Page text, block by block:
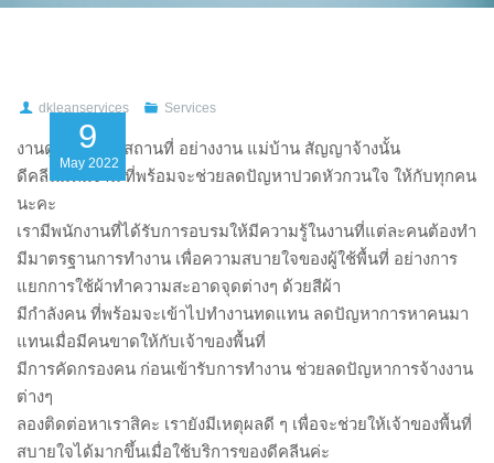
9
May 2022
dkleanservices Services
งานดูแลอาคารสถานที่ อย่างงาน แม่บ้าน สัญญาจ้างนั้น
ดีคลีนมีทีมงาน ที่พร้อมจะช่วยลดปัญหาปวดหัวกวนใจ ให้กับทุกคน
นะคะ
เรามีพนักงานที่ได้รับการอบรมให้มีความรู้ในงานที่แต่ละคนต้องทำ
มีมาตรฐานการทำงาน เพื่อความสบายใจของผู้ใช้พื้นที่ อย่างการ
แยกการใช้ผ้าทำความสะอาดจุดต่างๆ ด้วยสีผ้า
มีกำลังคน ที่พร้อมจะเข้าไปทำงานทดแทน ลดปัญหาการหาคนมา
แทนเมื่อมีคนขาดให้กับเจ้าของพื้นที่
มีการคัดกรองคน ก่อนเข้ารับการทำงาน ช่วยลดปัญหาการจ้างงาน
ต่างๆ
ลองติดต่อหาเราสิคะ เรายังมีเหตุผลดี ๆ เพื่อจะช่วยให้เจ้าของพื้นที่
สบายใจได้มากขึ้นเมื่อใช้บริการของดีคลีนค่ะ